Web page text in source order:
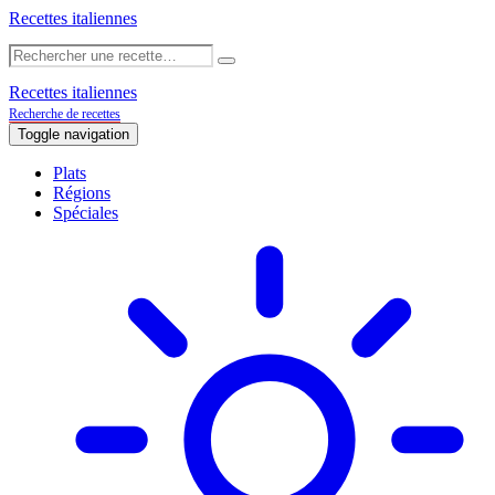
Recettes italiennes
Recettes italiennes
Recherche de recettes
Toggle navigation
Plats
Régions
Spéciales